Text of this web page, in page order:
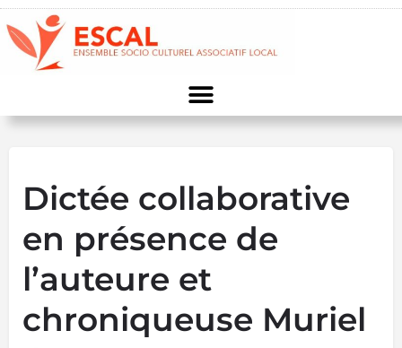
Dictée collaborative
en présence de
l’auteure et
chroniqueuse Muriel